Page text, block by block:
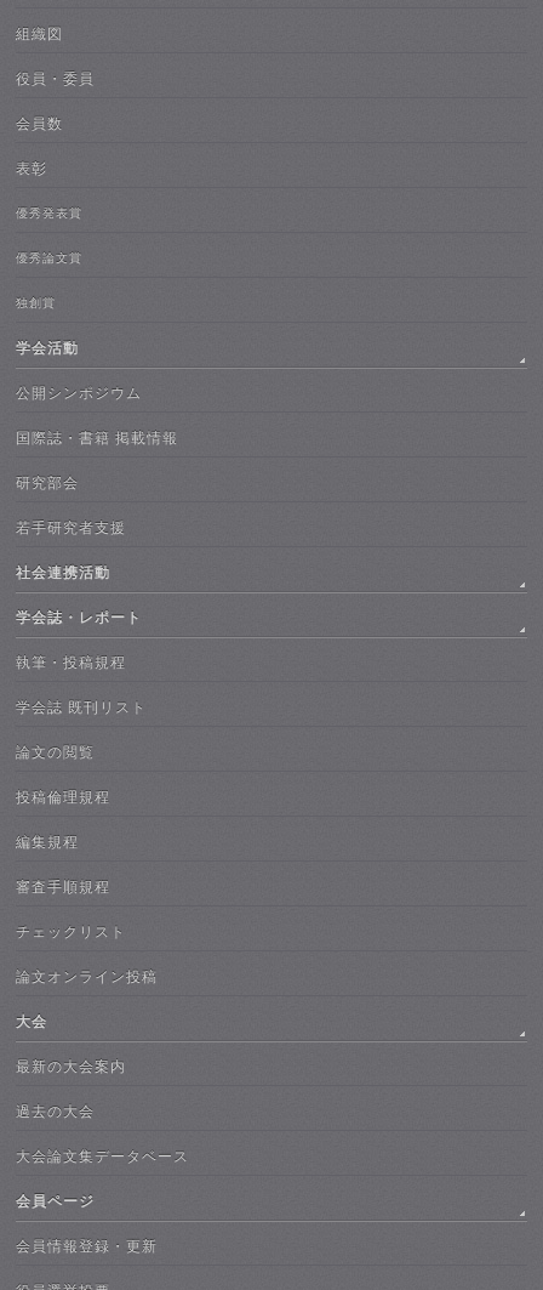
組織図
役員・委員
会員数
表彰
優秀発表賞
優秀論文賞
独創賞
学会活動
公開シンポジウム
国際誌・書籍 掲載情報
研究部会
若手研究者支援
社会連携活動
学会誌・レポート
執筆・投稿規程
学会誌 既刊リスト
論文の閲覧
投稿倫理規程
編集規程
審査手順規程
チェックリスト
論文オンライン投稿
大会
最新の大会案内
過去の大会
大会論文集データベース
会員ページ
会員情報登録・更新